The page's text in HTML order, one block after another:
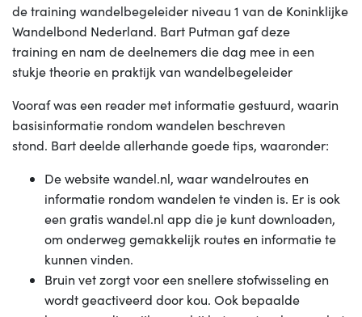
de training wandelbegeleider niveau 1 van de Koninklijke
Wandelbond Nederland. Bart Putman gaf deze
training en nam de deelnemers die dag mee in een
stukje theorie en praktijk van wandelbegeleider
Vooraf was een reader met informatie gestuurd, waarin
basisinformatie rondom wandelen beschreven
stond. Bart deelde allerhande goede tips, waaronder:
De website wandel.nl, waar wandelroutes en
informatie rondom wandelen te vinden is. Er is ook
een gratis wandel.nl app die je kunt downloaden,
om onderweg gemakkelijk routes en informatie te
kunnen vinden.
Bruin vet zorgt voor een snellere stofwisseling en
wordt geactiveerd door kou. Ook bepaalde